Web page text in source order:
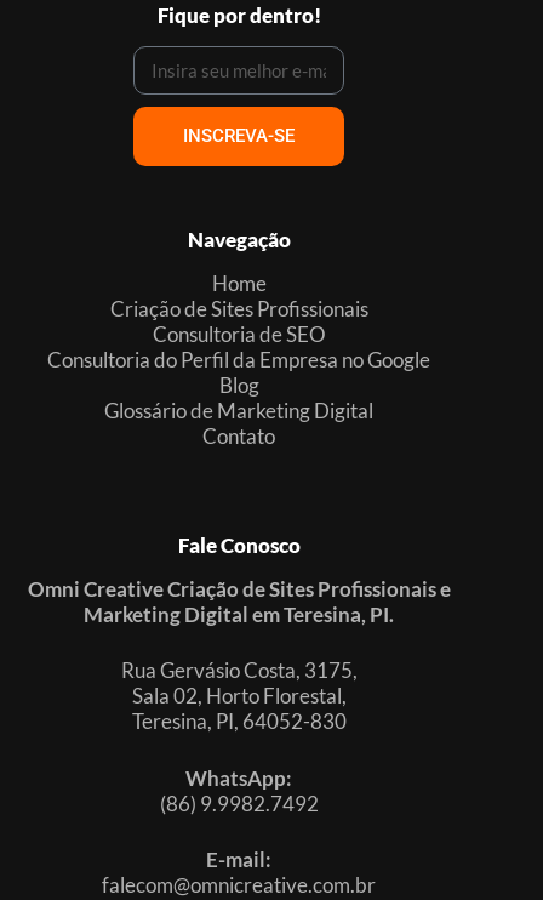
Fique por dentro!
INSCREVA-SE
Navegação
Home
Criação de Sites Profissionais
Consultoria de SEO
Consultoria do Perfil da Empresa no Google
Blog
Glossário de Marketing Digital
Contato
Fale Conosco
Omni Creative Criação de Sites Profissionais e
Marketing Digital em Teresina, PI.
Rua Gervásio Costa, 3175,
Sala 02, Horto Florestal,
Teresina, PI, 64052-830
WhatsApp:
(86) 9.9982.7492
E-mail:
falecom@omnicreative.com.br